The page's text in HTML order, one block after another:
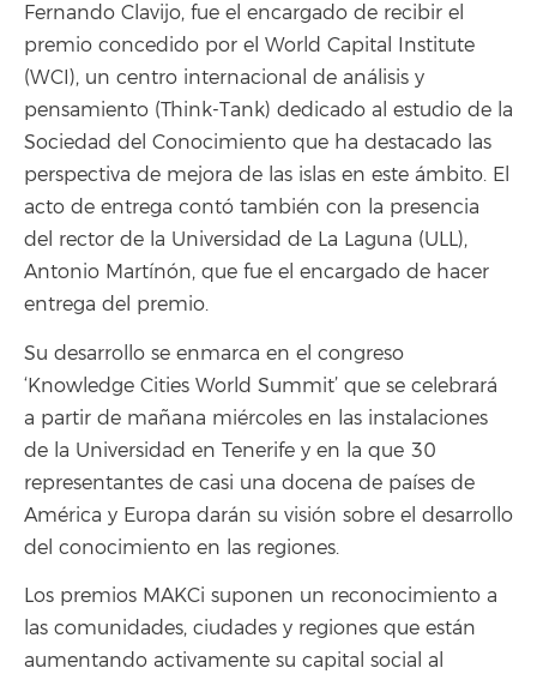
Fernando Clavijo, fue el encargado de recibir el
premio concedido por el World Capital Institute
(WCI), un centro internacional de análisis y
pensamiento (Think-Tank) dedicado al estudio de la
Sociedad del Conocimiento que ha destacado las
perspectiva de mejora de las islas en este ámbito. El
acto de entrega contó también con la presencia
del rector de la Universidad de La Laguna (ULL),
Antonio Martínón, que fue el encargado de hacer
entrega del premio.
Su desarrollo se enmarca en el congreso
‘Knowledge Cities World Summit’ que se celebrará
a partir de mañana miércoles en las instalaciones
de la Universidad en Tenerife y en la que 30
representantes de casi una docena de países de
América y Europa darán su visión sobre el desarrollo
del conocimiento en las regiones.
Los premios MAKCi suponen un reconocimiento a
las comunidades, ciudades y regiones que están
aumentando activamente su capital social al